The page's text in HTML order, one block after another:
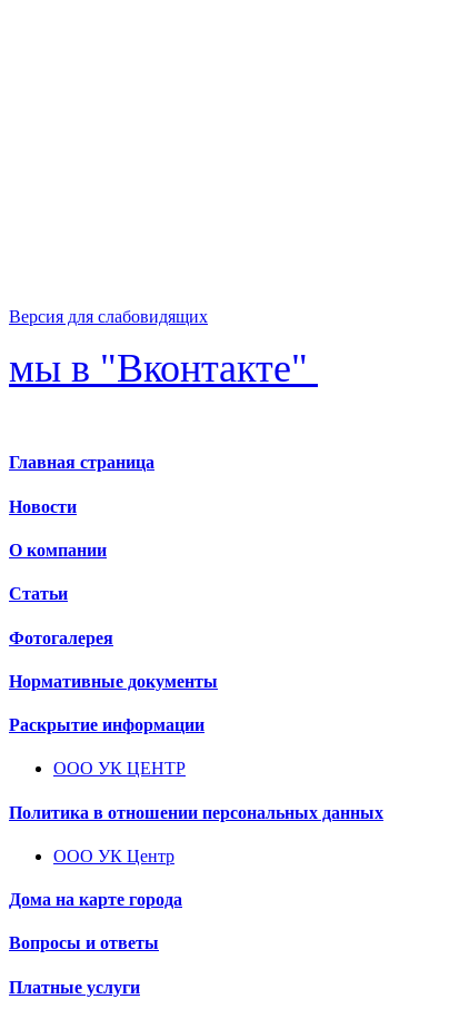
Версия для слабовидящих
мы в "Вконтакте"
Главная страница
Новости
О компании
Статьи
Фотогалерея
Нормативные документы
Раскрытие информации
ООО УК ЦЕНТР
Политика в отношении персональных данных
ООО УК Центр
Дома на карте города
Вопросы и ответы
Платные услуги